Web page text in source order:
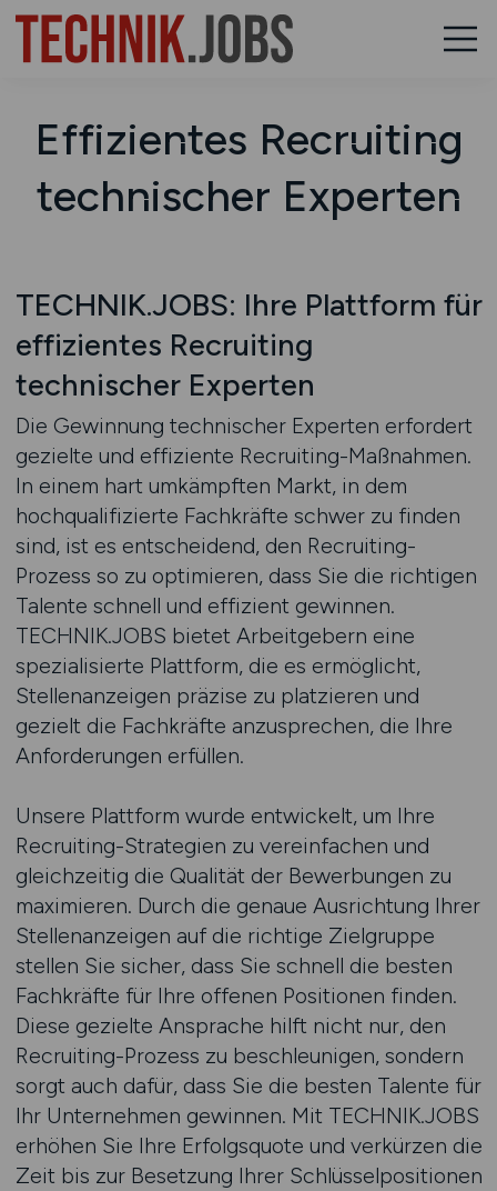
Effizientes Recruiting
technischer Experten
TECHNIK.JOBS: Ihre Plattform für
effizientes Recruiting
technischer Experten
Die Gewinnung technischer Experten erfordert
gezielte und effiziente Recruiting-Maßnahmen.
In einem hart umkämpften Markt, in dem
hochqualifizierte Fachkräfte schwer zu finden
sind, ist es entscheidend, den Recruiting-
Prozess so zu optimieren, dass Sie die richtigen
Talente schnell und effizient gewinnen.
TECHNIK.JOBS bietet Arbeitgebern eine
spezialisierte Plattform, die es ermöglicht,
Stellenanzeigen präzise zu platzieren und
gezielt die Fachkräfte anzusprechen, die Ihre
Anforderungen erfüllen.
Unsere Plattform wurde entwickelt, um Ihre
Recruiting-Strategien zu vereinfachen und
gleichzeitig die Qualität der Bewerbungen zu
maximieren. Durch die genaue Ausrichtung Ihrer
Stellenanzeigen auf die richtige Zielgruppe
stellen Sie sicher, dass Sie schnell die besten
Fachkräfte für Ihre offenen Positionen finden.
Diese gezielte Ansprache hilft nicht nur, den
Recruiting-Prozess zu beschleunigen, sondern
sorgt auch dafür, dass Sie die besten Talente für
Ihr Unternehmen gewinnen. Mit TECHNIK.JOBS
erhöhen Sie Ihre Erfolgsquote und verkürzen die
Zeit bis zur Besetzung Ihrer Schlüsselpositionen